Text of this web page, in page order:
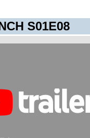
S01E08